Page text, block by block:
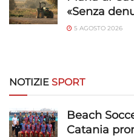
privacy.
«Senza
5 AGOSTO 2026
NOTIZIE SPORT
Beach
Catania